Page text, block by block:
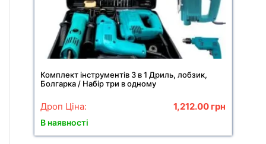
Комплект інструментів 3 в 1 Дриль, лобзик,
Болгарка / Набір три в одному
Дроп Ціна: 1,212.00 грн
В наявності